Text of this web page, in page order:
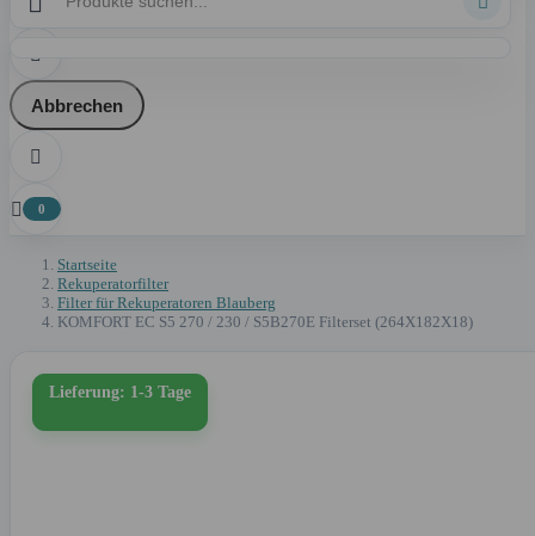

Abbrechen

 0
Startseite
Rekuperatorfilter
Filter für Rekuperatoren Blauberg
KOMFORT EC S5 270 / 230 / S5B270E Filterset (264X182X18)
Lieferung: 1-3 Tage